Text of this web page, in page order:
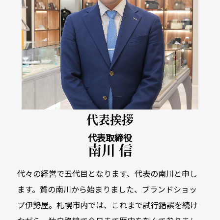
代表挨拶
代々の経営で五代目となります、代表の南川と申し
ます。質の南川から始まりました、
ブランドショッ
プ伊勢屋。札幌市内では、これまで試行錯誤を続け
代表取締役
南川 信